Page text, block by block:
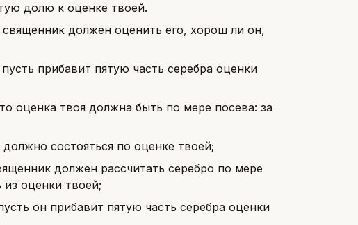
долю к оценке твоей.
должен оценить его, хорош ли он,
прибавит пятую часть серебра оценки
оценка твоя должна быть по мере посева: за
состояться по оценке твоей;
должен рассчитать серебро по мере
оценки твоей;
он прибавит пятую часть серебра оценки